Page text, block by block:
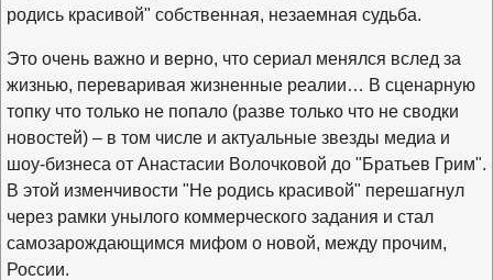
родись красивой" собственная, незаемная судьба.
Это очень важно и верно, что сериал менялся вслед за
жизнью, переваривая жизненные реалии… В сценарную
топку что только не попало (разве только что не сводки
новостей) – в том числе и актуальные звезды медиа и
шоу-бизнеса от Анастасии Волочковой до "Братьев Грим".
В этой изменчивости "Не родись красивой" перешагнул
через рамки унылого коммерческого задания и стал
самозарождающимся мифом о новой, между прочим,
России.